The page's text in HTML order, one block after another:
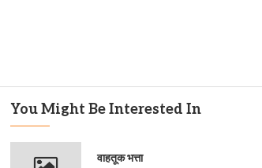
You Might Be Interested In
वाहतूक भत्ता